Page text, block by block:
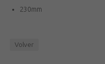
230mm
Volver